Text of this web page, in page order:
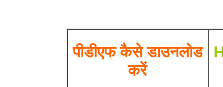
पीडीएफ कैसे डाउनलोड
करें